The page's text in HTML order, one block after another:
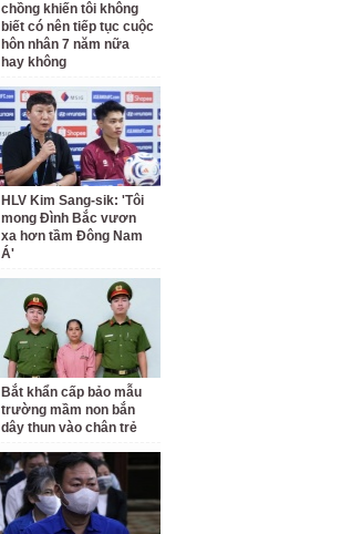
chồng khiến tôi không
biết có nên tiếp tục cuộc
hôn nhân 7 năm nữa
hay không
HLV Kim Sang-sik: 'Tôi
mong Đình Bắc vươn
xa hơn tầm Đông Nam
Á'
Bắt khẩn cấp bảo mẫu
trường mầm non bắn
dây thun vào chân trẻ